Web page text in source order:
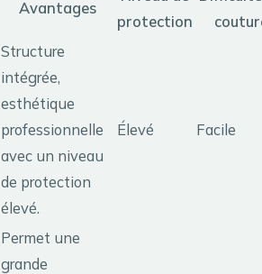
Avantages
protection
Structure
intégrée,
esthétique
professionnelle
avec un niveau
de protection
élevé.
Élevé Facile
Permet une
grande